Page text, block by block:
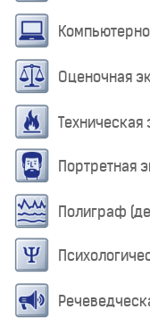
Оценочная
Портретная
Полиграф